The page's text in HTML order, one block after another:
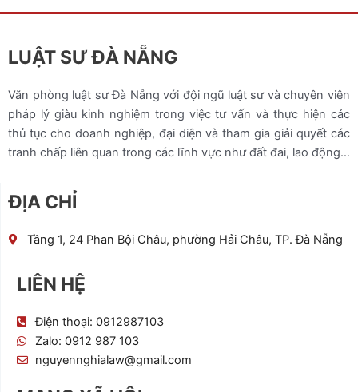
LUẬT SƯ ĐÀ NẴNG
Văn phòng luật sư Đà Nẵng với đội ngũ luật sư và chuyên viên
pháp lý giàu kinh nghiệm trong việc tư vấn và thực hiện các
thủ tục cho doanh nghiệp, đại diện và tham gia giải quyết các
tranh chấp liên quan trong các lĩnh vực như đất đai, lao động…
ĐỊA CHỈ
Tầng 1, 24 Phan Bội Châu, phường Hải Châu, TP. Đà Nẵng
LIÊN HỆ
Điện thoại: 0912987103
Zalo: 0912 987 103
nguyennghialaw@gmail.com